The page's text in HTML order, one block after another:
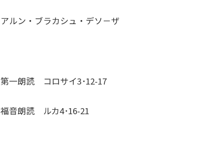
アルン・ブラカシュ・デソ－ザ
第一朗読 コロサイ3･12-17
福音朗読 ルカ4･16-21